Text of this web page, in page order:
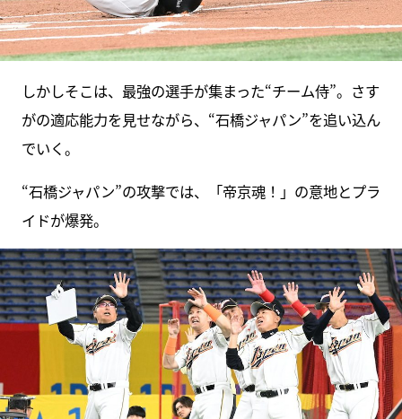
しかしそこは、最強の選手が集まった“チーム侍”。さす
がの適応能力を見せながら、“石橋ジャパン”を追い込ん
でいく。
“石橋ジャパン”の攻撃では、「帝京魂！」の意地とプラ
イドが爆発。